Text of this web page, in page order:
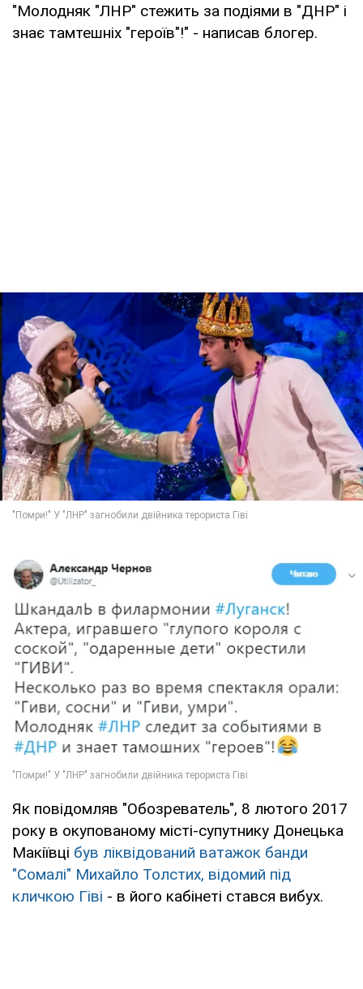
"Молодняк "ЛНР" стежить за подіями в "ДНР" і
знає тамтешніх "героїв"!" - написав блогер.
Як повідомляв "Обозреватель", 8 лютого 2017
року в окупованому місті-супутнику Донецька
Макіївці був ліквідований ватажок банди
"Сомалі" Михайло Толстих, відомий під
кличкою Гіві - в його кабінеті стався вибух.